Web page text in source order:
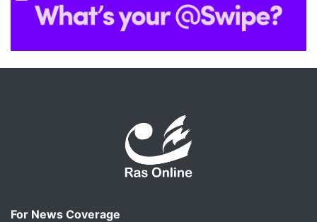
For News Coverage